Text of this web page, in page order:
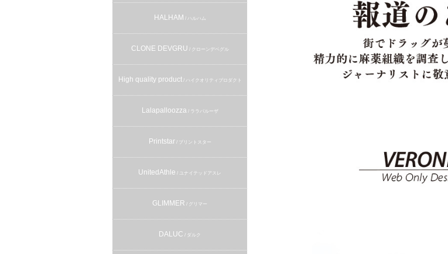
HALHAM / ハルハム
CLONE DEVGRU / クローンデベグル
High quality product/ ハイクオリティプロダクト
Lalapalloozza/ ララパルーザ
Printstar / プリントスター
UnitedAthle / ユナイテッドアスレ
GLIMMER / グリマー
DALUC / ダルク